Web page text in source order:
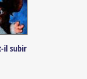
il subir